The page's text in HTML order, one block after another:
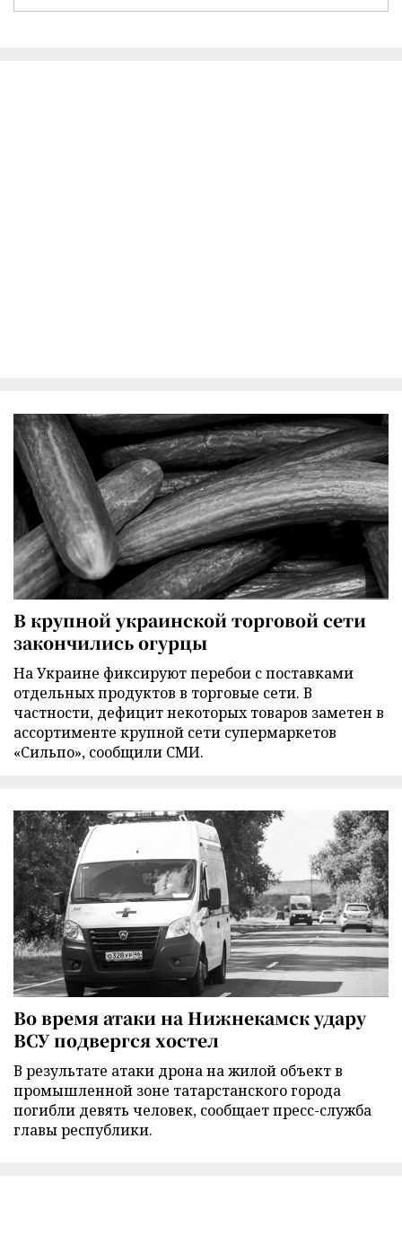
В крупной украинской торговой сети
закончились огурцы
На Украине фиксируют перебои с поставками
отдельных продуктов в торговые сети. В
частности, дефицит некоторых товаров заметен в
ассортименте крупной сети супермаркетов
«Сильпо», сообщили СМИ.
Во время атаки на Нижнекамск удару
ВСУ подвергся хостел
В результате атаки дрона на жилой объект в
промышленной зоне татарстанского города
погибли девять человек, сообщает пресс-служба
главы республики.